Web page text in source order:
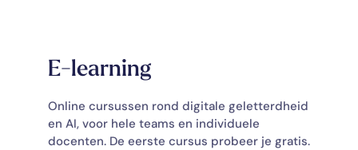
E-learning
Online cursussen rond digitale geletterdheid
en AI, voor hele teams en individuele
docenten. De eerste cursus probeer je gratis.